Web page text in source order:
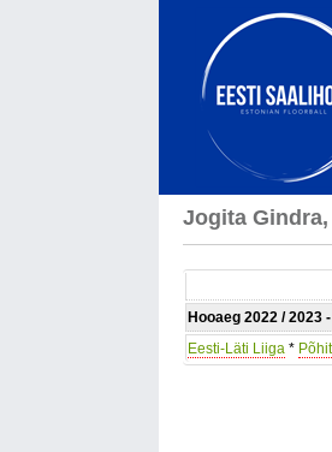
Jogita Gindra,
Hooaeg 2022 / 2023 -
Eesti-Läti Liiga *